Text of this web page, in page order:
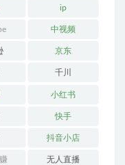
ip
中视频
京东
千川
小红书
快手
抖音小店
无人直播